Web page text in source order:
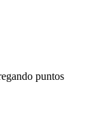
puntos